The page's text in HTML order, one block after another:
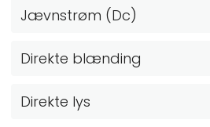
Jævnstrøm (Dc)
Direkte blænding
Direkte lys